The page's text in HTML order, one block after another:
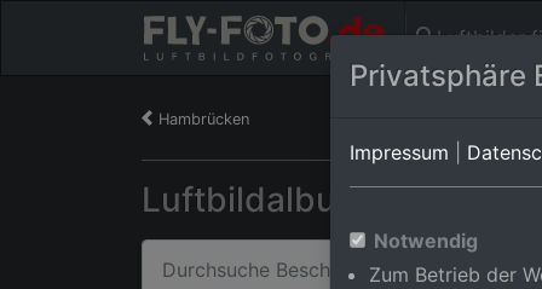
Luftbilder
Hambrücken
Luftbildalbum von
Privatsphäre
Impressum
Notwendig
Zum Betrieb der